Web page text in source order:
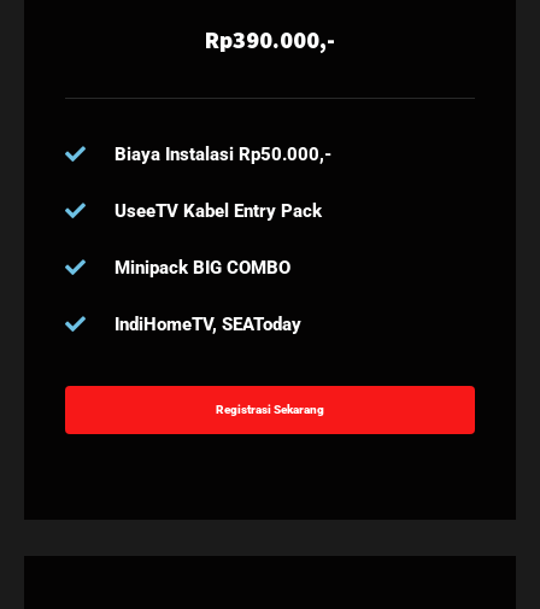
Rp390.000,-
Biaya Instalasi Rp50.000,-
UseeTV Kabel Entry Pack
Minipack BIG COMBO
IndiHomeTV, SEAToday
Registrasi Sekarang